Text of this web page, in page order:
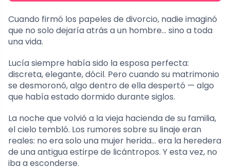
Cuando firmó los papeles de divorcio, nadie imaginó
que no solo dejaría atrás a un hombre… sino a toda
una vida.
Lucía siempre había sido la esposa perfecta:
discreta, elegante, dócil. Pero cuando su matrimonio
se desmoronó, algo dentro de ella despertó — algo
que había estado dormido durante siglos.
La noche que volvió a la vieja hacienda de su familia,
el cielo tembló. Los rumores sobre su linaje eran
reales: no era solo una mujer herida… era la heredera
de una antigua estirpe de licántropos. Y esta vez, no
iba a esconderse.